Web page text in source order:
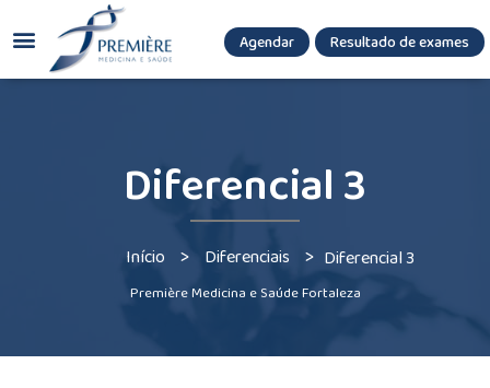
Agendar Resultado de exames
Diferencial 3
Início > Diferenciais > Diferencial 3
Première Medicina e Saúde Fortaleza